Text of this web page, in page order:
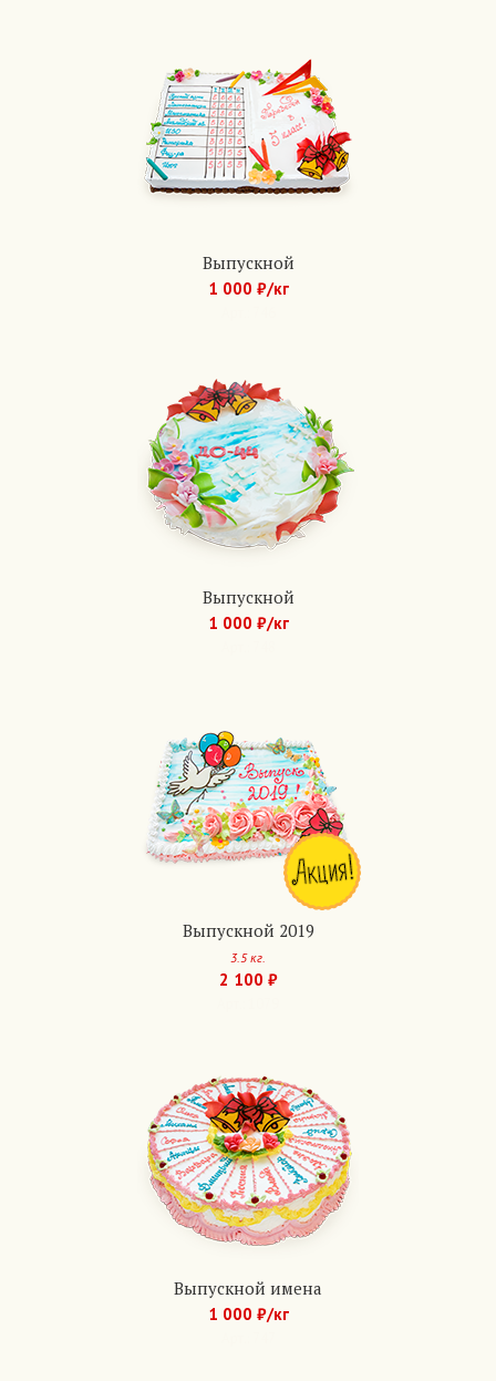
Выпускной
1 000 ₽/кг
Выпускной
1 000 ₽/кг
Выпускной 2019
3.5 кг.
2 100 ₽
Выпускной имена
1 000 ₽/кг